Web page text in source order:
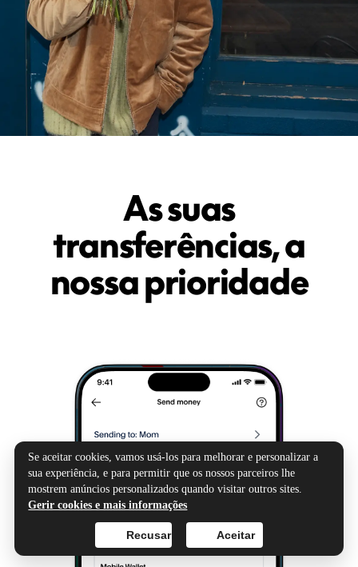
As suas
transferências, a
nossa prioridade
Se aceitar cookies, vamos usá-los para melhorar e personalizar a
sua experiência, e para permitir que os nossos parceiros lhe
mostrem anúncios personalizados quando visitar outros sites.
Gerir cookies e mais informações
Aceitar
Recusar